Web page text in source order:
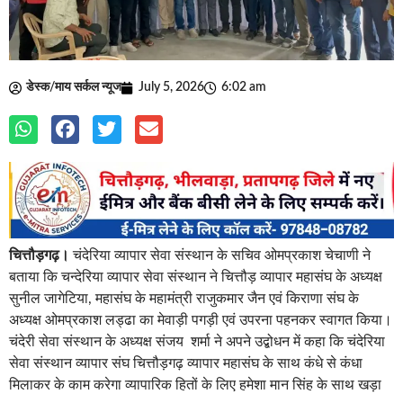
डेस्क/माय सर्कल न्यूज July 5, 2026 6:02 am
चित्तौड़गढ़। चंदेरिया व्यापार सेवा संस्थान के सचिव ओमप्रकाश चेचाणी ने
बताया कि चन्देरिया व्यापार सेवा संस्थान ने चित्तौड़ व्यापार महासंघ के अध्यक्ष
सुनील जागेटिया, महासंघ के महामंत्री राजुकमार जैन एवं किराणा संघ के
अध्यक्ष ओमप्रकाश लड्ढा का मेवाड़ी पगड़ी एवं उपरना पहनकर स्वागत किया।
चंदेरी सेवा संस्थान के अध्यक्ष संजय शर्मा ने अपने उद्बोधन में कहा कि चंदेरिया
सेवा संस्थान व्यापार संघ चित्तौड़गढ़ व्यापार महासंघ के साथ कंधे से कंधा
मिलाकर के काम करेगा व्यापारिक हितों के लिए हमेशा मान सिंह के साथ खड़ा